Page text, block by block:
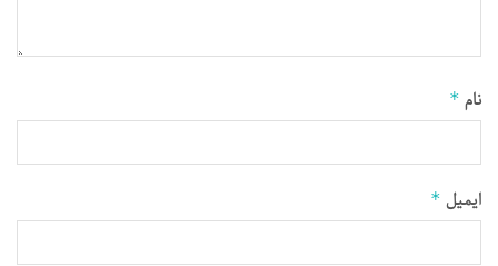
نام *
ایمیل *